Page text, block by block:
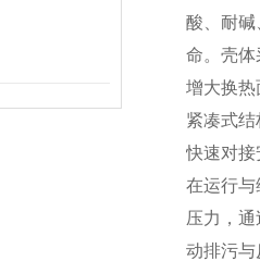
酸、耐碱
命。壳体
增大换热
紧凑式
快速对接
在运行与
压力，
动排污与